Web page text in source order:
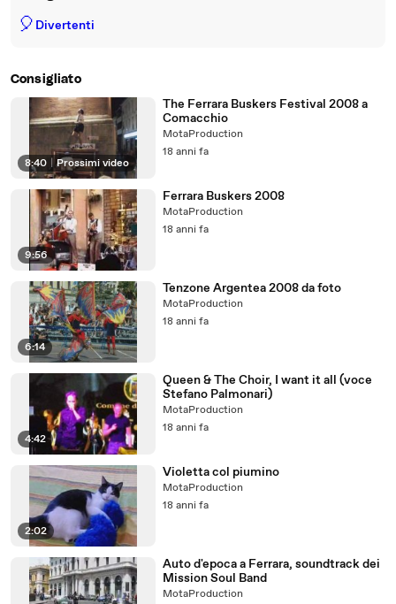
🎈 Divertenti
Consigliato
8:40 Prossimi video
The Ferrara Buskers Festival 2008 a
Comacchio
MotaProduction
18 anni fa
9:56
Ferrara Buskers 2008
MotaProduction
18 anni fa
6:14
Tenzone Argentea 2008 da foto
MotaProduction
18 anni fa
4:42
Queen & The Choir, I want it all (voce
Stefano Palmonari)
MotaProduction
18 anni fa
2:02
Violetta col piumino
MotaProduction
18 anni fa
Auto d'epoca a Ferrara, soundtrack dei
Mission Soul Band
MotaProduction